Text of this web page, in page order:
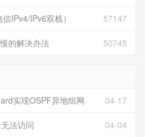
57147
IPv4/IPv6双栈）
50745
的解决办法
04-17
实现OSPF异地组网
04-04
法访问